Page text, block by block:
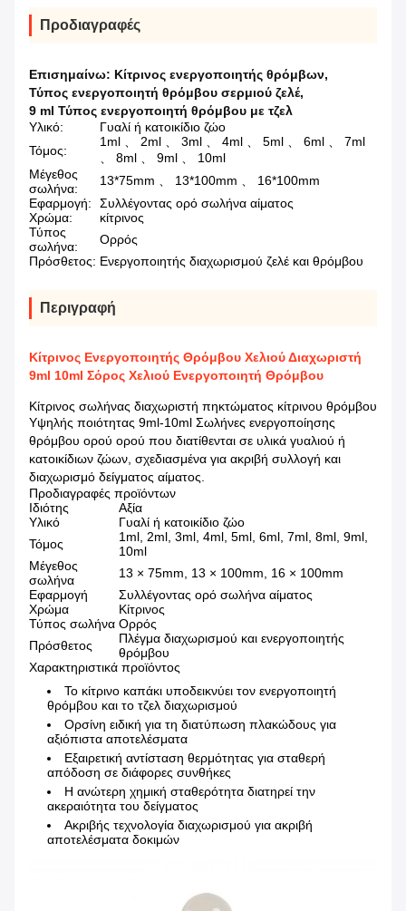
Προδιαγραφές
Επισημαίνω: Κίτρινος ενεργοποιητής θρόμβων,
Τύπος ενεργοποιητή θρόμβου σερμιού ζελέ,
9 ml Τύπος ενεργοποιητή θρόμβου με τζελ
Υλικό:
Γυαλί ή κατοικίδιο ζώο
Τόμος:
1ml 、 2ml 、 3ml 、 4ml 、 5ml 、 6ml 、 7ml
、 8ml 、 9ml 、 10ml
Μέγεθος
σωλήνα:
13*75mm 、 13*100mm 、 16*100mm
Εφαρμογή:
Συλλέγοντας ορό σωλήνα αίματος
Χρώμα:
κίτρινος
Τύπος
σωλήνα:
Ορρός
Πρόσθετος: Ενεργοποιητής διαχωρισμού ζελέ και θρόμβου
Περιγραφή
Κίτρινος Ενεργοποιητής Θρόμβου Χελιού Διαχωριστή
9ml 10ml Σόρος Χελιού Ενεργοποιητή Θρόμβου
Κίτρινος σωλήνας διαχωριστή πηκτώματος κίτρινου θρόμβου
Υψηλής ποιότητας 9ml-10ml Σωλήνες ενεργοποίησης
θρόμβου ορού ορού που διατίθενται σε υλικά γυαλιού ή
κατοικίδιων ζώων, σχεδιασμένα για ακριβή συλλογή και
διαχωρισμό δείγματος αίματος.
Προδιαγραφές προϊόντων
Ιδιότης
Αξία
Υλικό
Γυαλί ή κατοικίδιο ζώο
Τόμος
1ml, 2ml, 3ml, 4ml, 5ml, 6ml, 7ml, 8ml, 9ml,
10ml
Μέγεθος
σωλήνα
13 × 75mm, 13 × 100mm, 16 × 100mm
Εφαρμογή
Συλλέγοντας ορό σωλήνα αίματος
Χρώμα
Κίτρινος
Τύπος σωλήνα Ορρός
Πρόσθετος
Πλέγμα διαχωρισμού και ενεργοποιητής
θρόμβου
Χαρακτηριστικά προϊόντος
Το κίτρινο καπάκι υποδεικνύει τον ενεργοποιητή
θρόμβου και το τζελ διαχωρισμού
Ορσίνη ειδική για τη διατύπωση πλακώδους για
αξιόπιστα αποτελέσματα
Εξαιρετική αντίσταση θερμότητας για σταθερή
απόδοση σε διάφορες συνθήκες
Η ανώτερη χημική σταθερότητα διατηρεί την
ακεραιότητα του δείγματος
Ακριβής τεχνολογία διαχωρισμού για ακριβή
αποτελέσματα δοκιμών